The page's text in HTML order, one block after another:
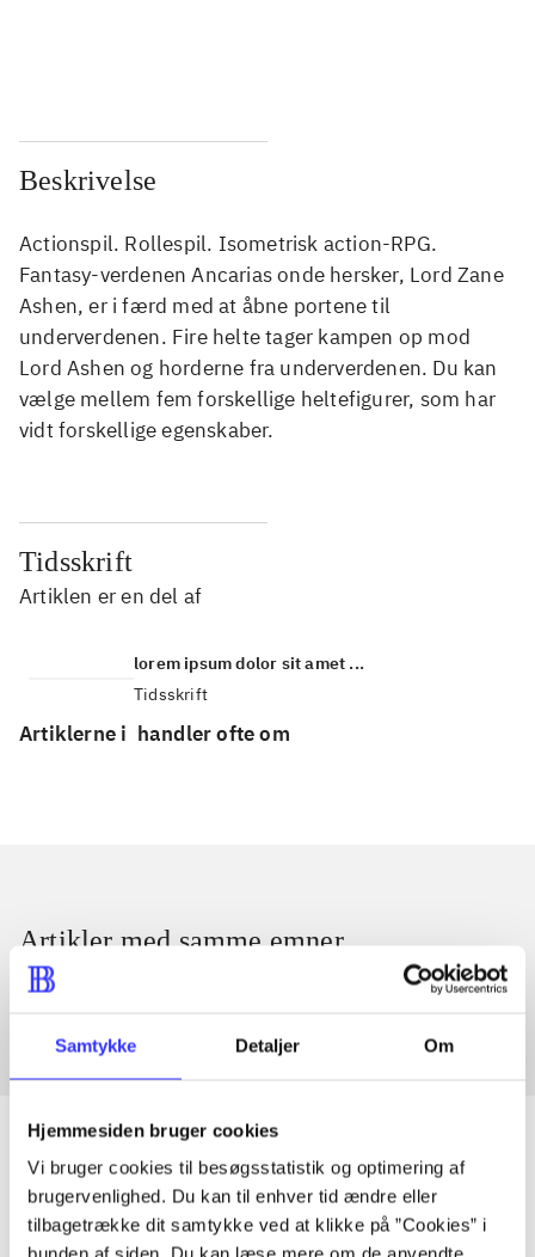
Samtykke Detaljer Om
Hjemmesiden bruger cookies
Vi bruger cookies til besøgsstatistik og optimering af
brugervenlighed. Du kan til enhver tid ændre eller
tilbagetrække dit samtykke ved at klikke på ”Cookies” i
Beskrivelse
Actionspil. Rollespil. Isometrisk action-RPG.
Fantasy-verdenen Ancarias onde hersker, Lord Zane
Ashen, er i færd med at åbne portene til
underverdenen. Fire helte tager kampen op mod
Lord Ashen og horderne fra underverdenen. Du kan
vælge mellem fem forskellige heltefigurer, som har
vidt forskellige egenskaber.
Tidsskrift
Artiklen er en del af
lorem ipsum dolor sit amet ...
Tidsskrift
Artiklerne i handler ofte om
Artikler med samme emner
Fra
Artikler
Alle registrerede artikler fordelt på udgivelser